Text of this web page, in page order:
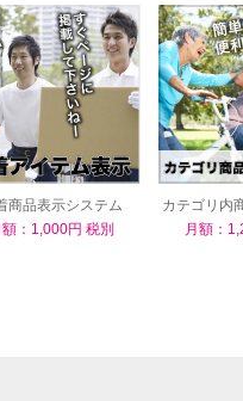
商品表示システム
額：1,000円 税別
カテゴリ内
月額：